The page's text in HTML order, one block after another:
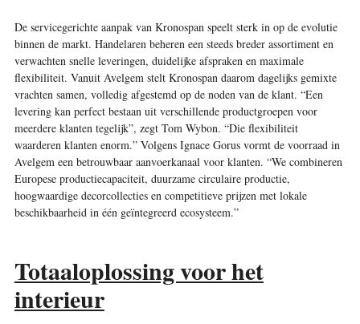
De servicegerichte aanpak van Kronospan speelt sterk in op de evolutie
binnen de markt. Handelaren beheren een steeds breder assortiment en
verwachten snelle leveringen, duidelijke afspraken en maximale
flexibiliteit. Vanuit Avelgem stelt Kronospan daarom dagelijks gemixte
vrachten samen, volledig afgestemd op de noden van de klant. “Een
levering kan perfect bestaan uit verschillende productgroepen voor
meerdere klanten tegelijk”, zegt Tom Wybon. “Die flexibiliteit
waarderen klanten enorm.” Volgens Ignace Gorus vormt de voorraad in
Avelgem een betrouwbaar aanvoerkanaal voor klanten. “We combineren
Europese productiecapaciteit, duurzame circulaire productie,
hoogwaardige decorcollecties en competitieve prijzen met lokale
beschikbaarheid in één geïntegreerd ecosysteem.”
Totaaloplossing voor het
interieur